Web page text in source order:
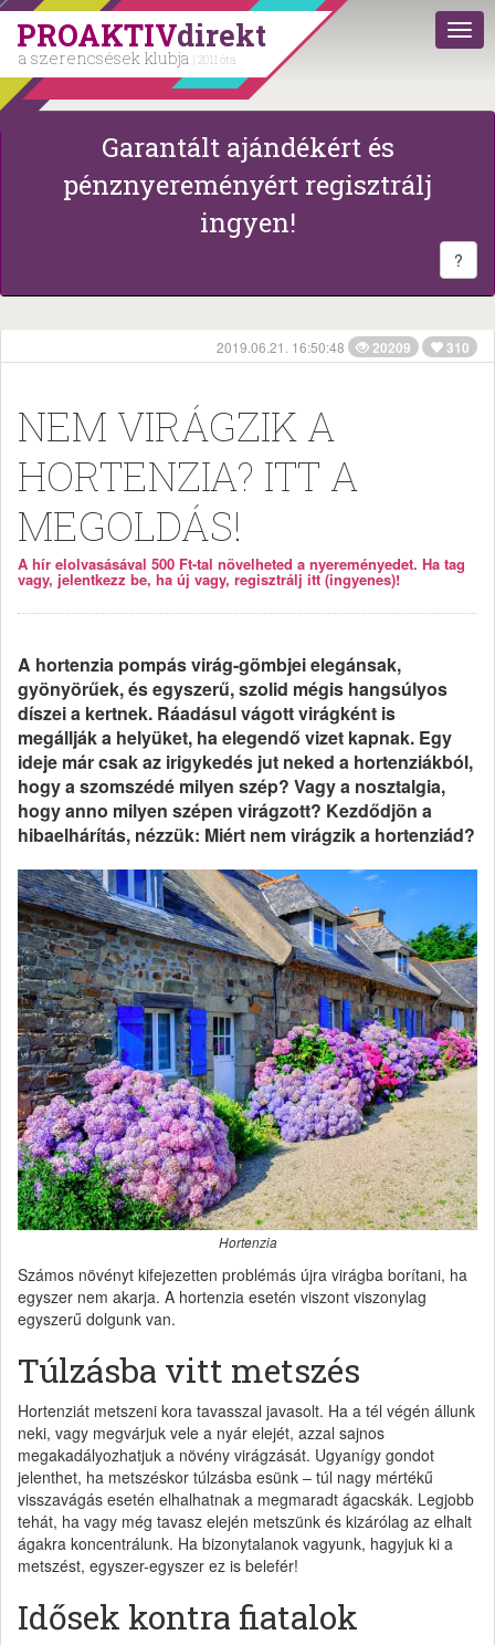
PROAKTIVdirekt
a szerencsések klubja | 2011 óta
Garantált ajándékért és
pénznyereményért regisztrálj
ingyen!
?
2019.06.21. 16:50:48 20209 310
NEM VIRÁGZIK A
HORTENZIA? ITT A
MEGOLDÁS!
A hír elolvasásával 500 Ft-tal növelheted a nyereményedet. Ha tag
vagy, jelentkezz be, ha új vagy, regisztrálj itt (ingyenes)!
A hortenzia pompás virág-gömbjei elegánsak,
gyönyörűek, és egyszerű, szolid mégis hangsúlyos
díszei a kertnek. Ráadásul vágott virágként is
megállják a helyüket, ha elegendő vizet kapnak. Egy
ideje már csak az irigykedés jut neked a hortenziákból,
hogy a szomszédé milyen szép? Vagy a nosztalgia,
hogy anno milyen szépen virágzott? Kezdődjön a
hibaelhárítás, nézzük: Miért nem virágzik a hortenziád?
Hortenzia
Számos növényt kifejezetten problémás újra virágba borítani, ha
egyszer nem akarja. A hortenzia esetén viszont viszonylag
egyszerű dolgunk van.
Túlzásba vitt metszés
Hortenziát metszeni kora tavasszal javasolt. Ha a tél végén állunk
neki, vagy megvárjuk vele a nyár elejét, azzal sajnos
megakadályozhatjuk a növény virágzását. Ugyanígy gondot
jelenthet, ha metszéskor túlzásba esünk – túl nagy mértékű
visszavágás esetén elhalhatnak a megmaradt ágacskák. Legjobb
tehát, ha vagy még tavasz elején metszünk és kizárólag az elhalt
ágakra koncentrálunk. Ha bizonytalanok vagyunk, hagyjuk ki a
metszést, egyszer-egyszer ez is belefér!
Idősek kontra fiatalok